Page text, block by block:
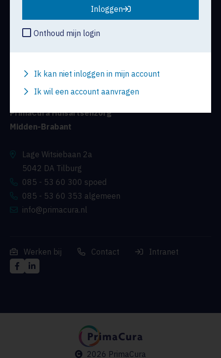
Academie
Prima Digitaal
Contact
PrimaCura Huisartsenzorg
Midden-Brabant
Lage Witsiebaan 2a
5042 DA Tilburg
085 - 53 60 300 spoed
085 - 53 60 353 algemeen
info@primacura.nl
Werken bij Contact Intranet
2026 PrimaCura
Inloggen
Onthoud mijn login
Ik kan niet inloggen in mijn account
Ik wil een account aanvragen